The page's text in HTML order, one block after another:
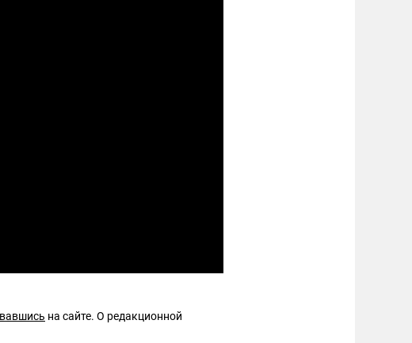
на сайте. О редакционной